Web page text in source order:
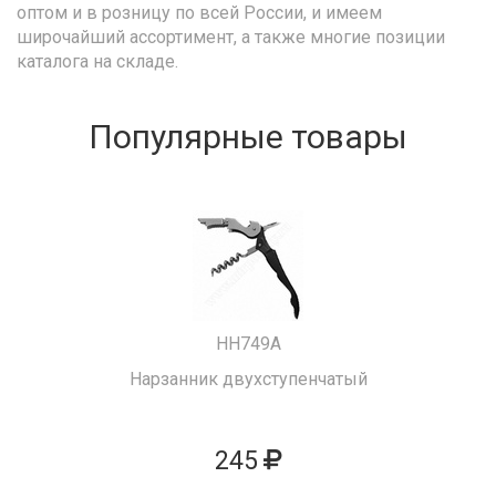
оптом и в розницу по всей России, и имеем
широчайший ассортимент, а также многие позиции
каталога на складе.
Популярные товары
HH749A
Нарзанник двухступенчатый
245